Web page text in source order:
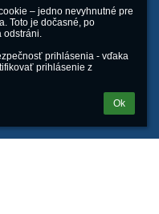
– jedno nevyhnutné pre
Toto je dočasné, po
odstráni.
prihlásenia - vďaka
prihlásenie z
Ok